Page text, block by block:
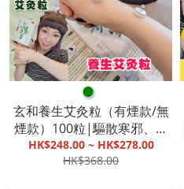
●
玄和養生艾灸粒（有煙款/無
煙款）100粒|驅散寒邪、行
氣活血|改善人體各個系統的
功能|消瘀散結【截單, 9月底
HK$248.00 ~ HK$278.00
HK$368.00